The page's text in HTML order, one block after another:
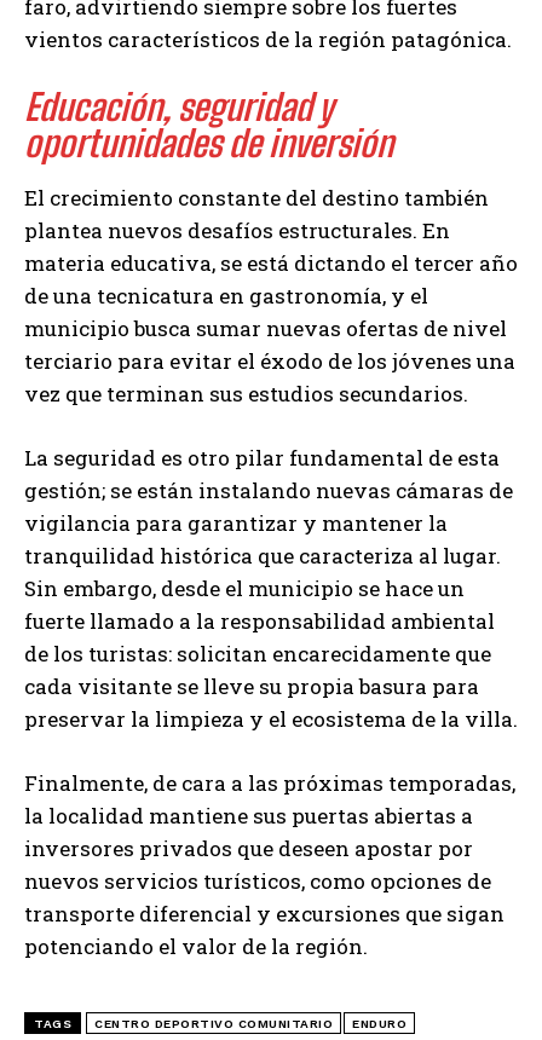
faro, advirtiendo siempre sobre los fuertes
vientos característicos de la región patagónica.
Educación, seguridad y
oportunidades de inversión
El crecimiento constante del destino también
plantea nuevos desafíos estructurales. En
materia educativa, se está dictando el tercer año
de una tecnicatura en gastronomía, y el
municipio busca sumar nuevas ofertas de nivel
terciario para evitar el éxodo de los jóvenes una
vez que terminan sus estudios secundarios.
La seguridad es otro pilar fundamental de esta
gestión; se están instalando nuevas cámaras de
vigilancia para garantizar y mantener la
tranquilidad histórica que caracteriza al lugar.
Sin embargo, desde el municipio se hace un
fuerte llamado a la responsabilidad ambiental
de los turistas: solicitan encarecidamente que
cada visitante se lleve su propia basura para
preservar la limpieza y el ecosistema de la villa.
Finalmente, de cara a las próximas temporadas,
la localidad mantiene sus puertas abiertas a
inversores privados que deseen apostar por
nuevos servicios turísticos, como opciones de
transporte diferencial y excursiones que sigan
potenciando el valor de la región.
TAGS CENTRO DEPORTIVO COMUNITARIO ENDURO